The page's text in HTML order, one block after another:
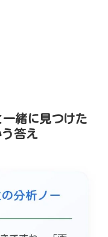
緒に見つけた
答え